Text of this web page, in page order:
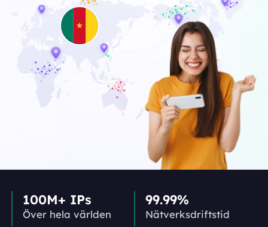
100M+ IPs
Över hela världen
99.99%
Nätverks­driftstid